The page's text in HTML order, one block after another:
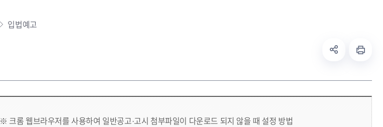
입법예고
※ 크롬 웹브라우저를 사용하여 일반공고·고시 첨부파일이 다운로드 되지 않을 때 설정 방법